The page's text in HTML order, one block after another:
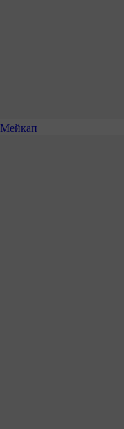
Мейкап